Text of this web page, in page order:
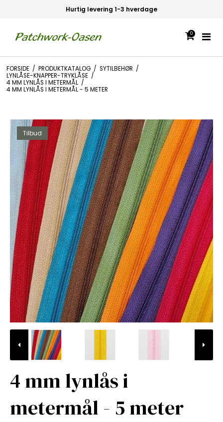
Hurtig levering 1-3 hverdage
0
FORSIDE / PRODUKTKATALOG / SYTILBEHØR /
LYNLÅSE-KNAPPER-TRYKLÅSE /
4 MM LYNLÅS I METERMÅL /
4 MM LYNLÅS I METERMÅL - 5 METER
Tilbud
4 mm lynlås i
metermål - 5 meter